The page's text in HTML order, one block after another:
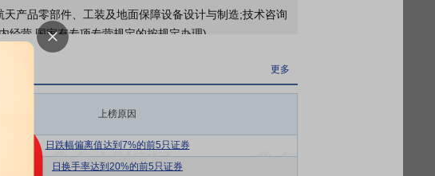
产品零部件、工装及地面保障设备设计与制造;技术咨询
经营,国家有专项专营规定的按规定办理)
的汽车覆盖件模具企业，客户覆盖了国内绝大多数知名
销售规模以及广泛而稳定的客户资源为公司主营业务的
能够制造轿车翼子板、整体侧围、四门三盖、大型复杂
的全套车身模具和高档轿车的部分车身模具，并具备批
更多
上榜原因
日跌幅偏离值达到7%的前5只证券
日换手率达到20%的前5只证券